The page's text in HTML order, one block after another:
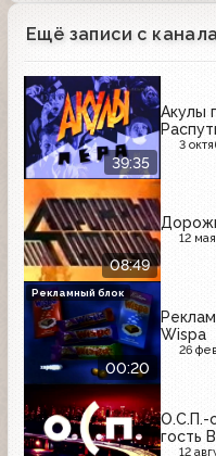
Ещё записи с
39:35
Акулы
3
08:49
12
00:20
Wispa
26
Рекламный блок
О.С.П.-
гость
12